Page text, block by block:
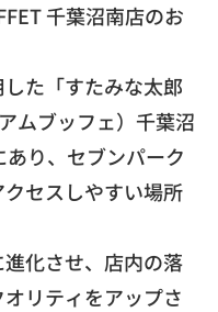
千葉沼南店のお
た「すたみな太郎
ムブッフェ）千葉沼
り、 セブンパーク
セスしやすい場所
化させ、 店内の落
リティをアップさ